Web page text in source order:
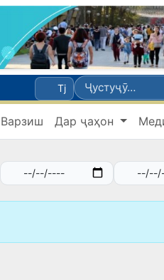
Tj
Варзиш Дар ҷаҳон